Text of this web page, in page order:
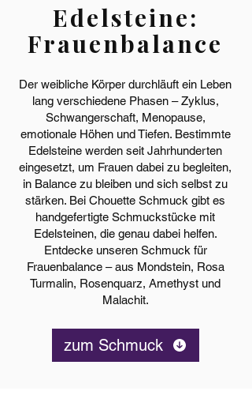
Edelsteine:
Frauenbalance
Der weibliche Körper durchläuft ein Leben
lang verschiedene Phasen – Zyklus,
Schwangerschaft, Menopause,
emotionale Höhen und Tiefen. Bestimmte
Edelsteine werden seit Jahrhunderten
eingesetzt, um Frauen dabei zu begleiten,
in Balance zu bleiben und sich selbst zu
stärken. Bei Chouette Schmuck gibt es
handgefertigte Schmuckstücke mit
Edelsteinen, die genau dabei helfen.
Entdecke unseren Schmuck für
Frauenbalance – aus Mondstein, Rosa
Turmalin, Rosenquarz, Amethyst und
Malachit.
zum Schmuck